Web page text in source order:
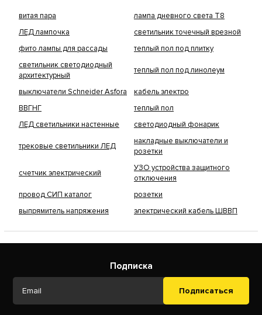
витая пара
лампа дневного света Т8
ЛЕД лампочка
светильник точечный врезной
фито лампы для рассады
теплый пол под плитку
светильник светодиодный
архитектурный
теплый пол под линолеум
выключатели Schneider Asfora
кабель электро
ВВГНГ
теплый пол
ЛЕД светильники настенные
светодиодный фонарик
трековые светильники ЛЕД
накладные выключатели и
розетки
счетчик электрический
УЗО устройства защитного
отключения
провод СИП каталог
розетки
выпрямитель напряжения
электрический кабель ШВВП
Подписка
Подписаться